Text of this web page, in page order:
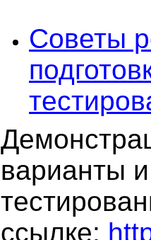
Советы
варианты
ссылке: